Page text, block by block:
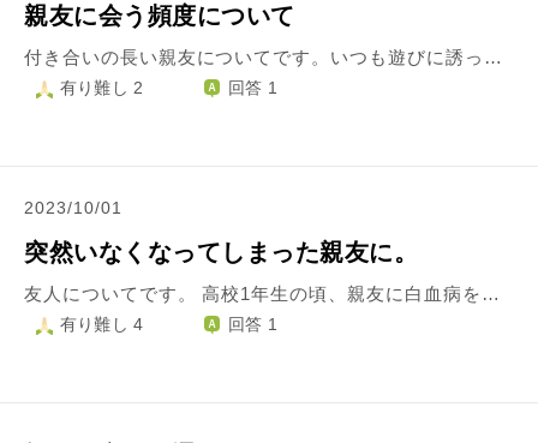
親友に会う頻度について
付き合いの長い親友についてです。いつも遊びに誘ったりするのは、ほとんど自分からです。親友が誘ってくることは滅多にありません。もしかしたら、本当は無理して付き合ってるんじゃないかとネガティブな考えを持ってしまいます。 でも、その親友は、台風の時など大変な時はいつも連絡をしてくれます。誘って遊んだ時も「会えて良かったよ。」とか言ってくれるので、誘いを続けていきたいです。 そこで質問なのですが、誘われないということはやっぱり嫌われているということなのでしょうか？また、これからも親友を誘い続けても大丈夫なのでしょうか？自分に自信がありません。 お坊さんの方々、どうかアドバイスよろしくお願いします。
有り難し 2 回答 1
2023/10/01
突然いなくなってしまった親友に。
友人についてです。 高校1年生の頃、親友に白血病を患っているという事実を告げられました。 病状が悪化しながらも学校に通い、彼女は高校を卒業しました。 卒業後も懸命な治療を続け、ついにアメリカでドナーが見つかり骨髄移植の手術を受け成功し退院したとの知らせがありました。 しかし、コロナが流行り始めた年の3月頃に再入院をしたとインスタグラムに投稿しており、それから連絡が取れなくなりました。 まもなくインスタのアカウントは消えてしまい、他のあらゆる手段で連絡を試みましたがどれも不通。電話は呼び出しましたが出ることはありません。 彼女は精神が不安定になると周りの人間関係を一時的に閉ざしてしまうことがあったので、いずれ連絡がつくことを待ち続けました。しかし、1年も連絡がつかず私はついに彼女の家を訪問しました。 彼女は姉しか家族がおらず、インターホンに出たのも彼女の姉でした。 今どうしているかだけでも知りたいと伝えると この場で答えることはできない、妹と連絡を取っていた電話番号と変わっていなければ明日以降に連絡をする。と言われました。 そして、翌日知らない番号から届いたメールにはこのようなことが書かれていました。 「長い間心配をおかけして申し訳ありませんでした。妹のインスタのアカウントは事実報告をせずに削除して欲しいという本人の希望で私が削除しました。妹の親友だったあなたに本当のことをお伝えしたい気持ちは山々なのですが、私は姉として妹の強い意志を尊重する義務があります。詳細についてはお答え出来かねますが、あなたが1番気にされていることについてはお察しの通りですとだけお伝え致します。 妹の人生にあなたとの出会いがあったことを大変嬉しく思います。」 今でも私はこの事をどう解釈すれば良いか分かりません。 それから3年、私はいつも彼女のことを想っています。 私は小さい頃から親族や先祖の供養に力を入れてきました。 しかし、彼女のことだけはどのように考え彼女のために何をすれば良いのか未だに分からずにいます。 どこかで生きているのかも、とも思います。 私は彼女のために何ができるでしょうか。 もしこの世にいないとしても、どこに眠っているのか、なぜそうなったのかも分かりません。 それをいつか知ることができる日が来ないものかと考えるのは、いけないことでしょうか。 教えて頂きたいです。
有り難し 4 回答 1